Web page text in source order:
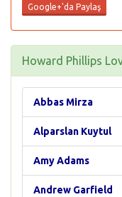
Google+'da Paylaş
Howard Phillips
Abbas Mirza
Alparslan Kuytul
Amy Adams
Andrew Garfield